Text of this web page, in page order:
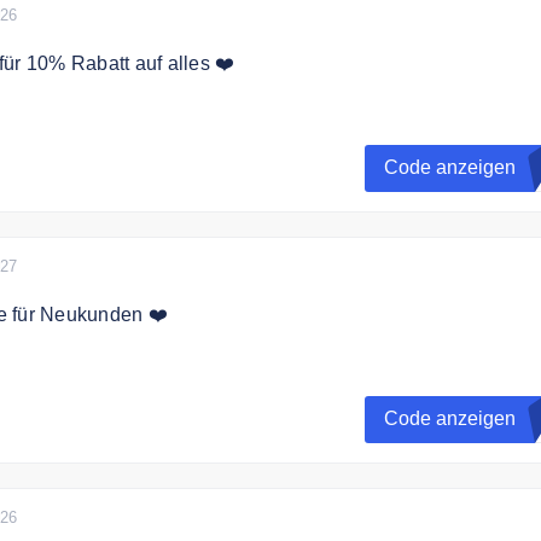
10% Rabatt auf alles ❤️
Code anzeigen
für Neukunden ❤️
Code anzeigen